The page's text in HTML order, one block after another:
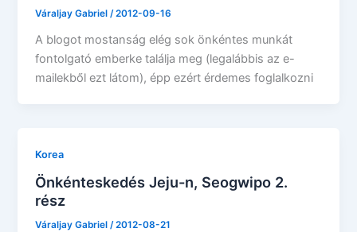
Váraljay Gabriel /2012-09-16
A blogot mostanság elég sok önkéntes munkát
fontolgató emberke találja meg (legalábbis az e-
mailekből ezt látom), épp ezért érdemes foglalkozni
Korea
Önkénteskedés Jeju-n, Seogwipo 2.
rész
Váraljay Gabriel/2012-08-21